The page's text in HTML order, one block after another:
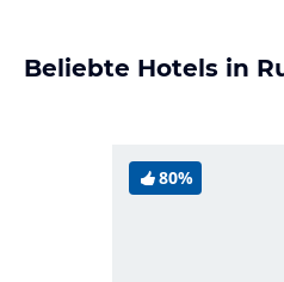
Beliebte Hotels in
80%